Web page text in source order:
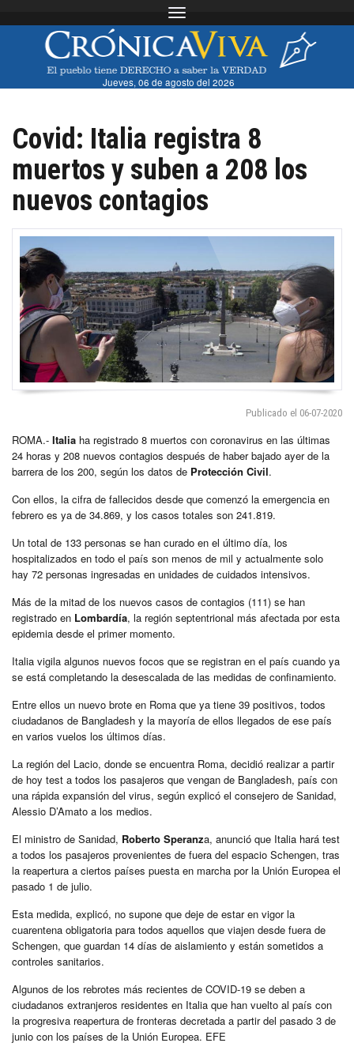
Toggle navigation
Jueves, 06 de agosto del 2026
Covid: Italia registra 8
muertos y suben a 208 los
nuevos contagios
Publicado el 06-07-2020
ROMA.- Italia ha registrado 8 muertos con coronavirus en las últimas
24 horas y 208 nuevos contagios después de haber bajado ayer de la
barrera de los 200, según los datos de Protección Civil.
Con ellos, la cifra de fallecidos desde que comenzó la emergencia en
febrero es ya de 34.869, y los casos totales son 241.819.
Un total de 133 personas se han curado en el último día, los
hospitalizados en todo el país son menos de mil y actualmente solo
hay 72 personas ingresadas en unidades de cuidados intensivos.
Más de la mitad de los nuevos casos de contagios (111) se han
registrado en Lombardía, la región septentrional más afectada por esta
epidemia desde el primer momento.
Italia vigila algunos nuevos focos que se registran en el país cuando ya
se está completando la desescalada de las medidas de confinamiento.
Entre ellos un nuevo brote en Roma que ya tiene 39 positivos, todos
ciudadanos de Bangladesh y la mayoría de ellos llegados de ese país
en varios vuelos los últimos días.
La región del Lacio, donde se encuentra Roma, decidió realizar a partir
de hoy test a todos los pasajeros que vengan de Bangladesh, país con
una rápida expansión del virus, según explicó el consejero de Sanidad,
Alessio D’Amato a los medios.
El ministro de Sanidad, Roberto Speranza, anunció que Italia hará test
a todos los pasajeros provenientes de fuera del espacio Schengen, tras
la reapertura a ciertos países puesta en marcha por la Unión Europea el
pasado 1 de julio.
Esta medida, explicó, no supone que deje de estar en vigor la
cuarentena obligatoria para todos aquellos que viajen desde fuera de
Schengen, que guardan 14 días de aislamiento y están sometidos a
controles sanitarios.
Algunos de los rebrotes más recientes de COVID-19 se deben a
ciudadanos extranjeros residentes en Italia que han vuelto al país con
la progresiva reapertura de fronteras decretada a partir del pasado 3 de
junio con los países de la Unión Europea. EFE